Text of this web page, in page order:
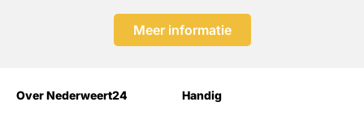
Meer informatie
Over Nederweert24 Handig